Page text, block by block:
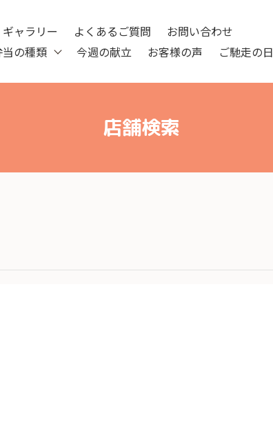
当の種類 今週の献立 お客様の声 ご馳走の日
ギャラリー よくあるご質問
お問い合わせ
店舗検索